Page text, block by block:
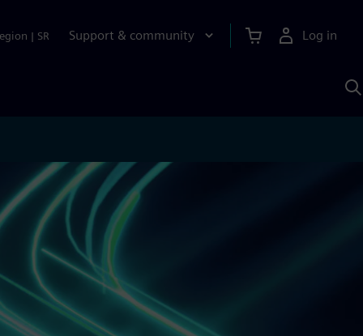
| SR Support & community Log in